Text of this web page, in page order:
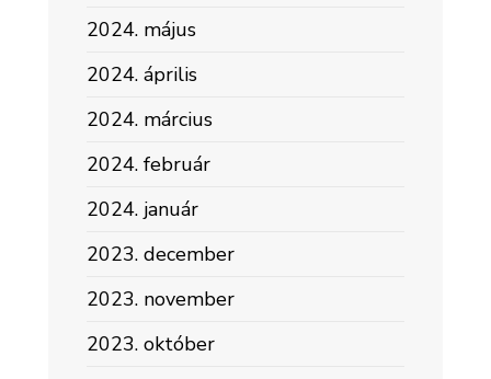
2024. május
2024. április
2024. március
2024. február
2024. január
2023. december
2023. november
2023. október